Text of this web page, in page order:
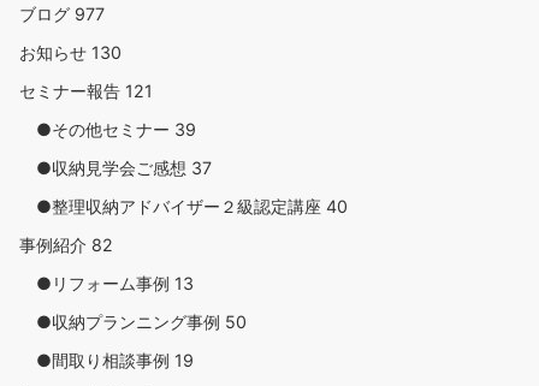
ブログ 977
お知らせ 130
セミナー報告 121
●その他セミナー 39
●収納見学会ご感想 37
●整理収納アドバイザー２級認定講座 40
事例紹介 82
●リフォーム事例 13
●収納プランニング事例 50
●間取り相談事例 19